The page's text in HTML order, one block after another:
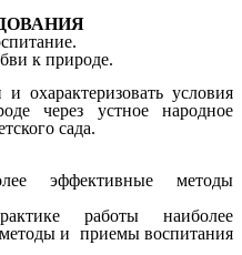
к природе.
охарактеризовать условия
через устное народное
сада.
эффективные методы
работы наиболее
и приемы воспитания